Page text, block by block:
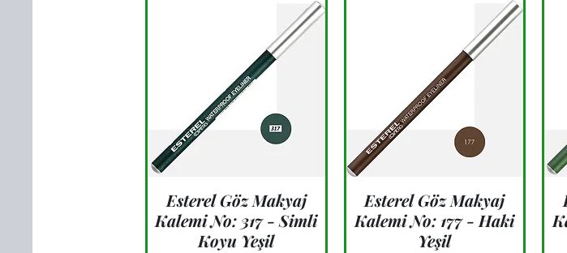
Hızlı Bakış
Esterel Göz Makyaj
Kalemi No: 317 - Simli
Koyu Yeşil
Hızlı Bakış
Esterel Göz Makyaj
Kalemi No: 177 - Haki
Yeşil